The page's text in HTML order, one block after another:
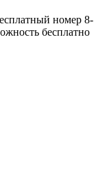
номер 8-
бесплатно